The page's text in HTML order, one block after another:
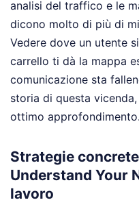
analisi del traffico e le
dicono molto di più di
Vedere dove un utente
carrello ti dà la mappa
comunicazione sta
storia di questa vicenda,
ottimo approfondimento.
Strategie
Understand Your
lavoro